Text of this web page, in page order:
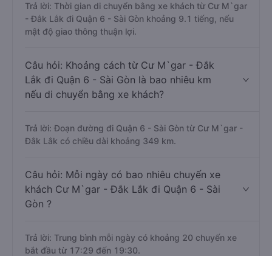
Trả lời: Thời gian di chuyển bằng xe khách từ Cư M`gar
- Đắk Lắk đi Quận 6 - Sài Gòn khoảng 9.1 tiếng, nếu
mật độ giao thông thuận lợi.
Câu hỏi: Khoảng cách từ Cư M`gar - Đắk
Lắk đi Quận 6 - Sài Gòn là bao nhiêu km
nếu di chuyển bằng xe khách?
Trả lời: Đoạn đường đi Quận 6 - Sài Gòn từ Cư M`gar -
Đắk Lắk có chiều dài khoảng 349 km.
Câu hỏi: Mỗi ngày có bao nhiêu chuyến xe
khách Cư M`gar - Đắk Lắk đi Quận 6 - Sài
Gòn ?
Trả lời: Trung bình mỗi ngày có khoảng 20 chuyến xe
bắt đầu từ 17:29 đến 19:30.